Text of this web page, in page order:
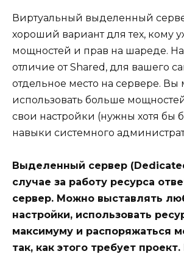
Виртуальный выделенный
хороший вариант для тех, кому
мощностей и прав на шареде. На
отличие от Shared, для вашего
отдельное место на сервере. Вы
использовать больше
свои настройки (нужны хотя бы
навыки системного
Выделенный сервер
случае за работу ресурса
сервер. Можно выставлять
настройки, использовать
максимуму и распоряжаться
так, как этого требует